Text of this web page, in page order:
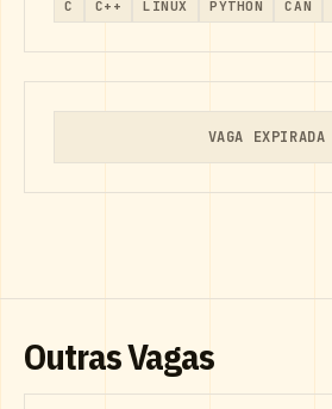
C C++ LINUX PYTHON CAN
VAGA EXPIRADA
Outras Vagas